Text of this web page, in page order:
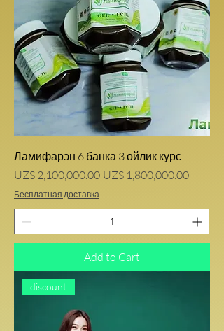
Ламифарэн 6 банка 3 ойлик курс
Regular Price
UZS 2,100,000.00 Sale Price
UZS 1,800,000.00
Бесплатная доставка
Add to Cart
discount